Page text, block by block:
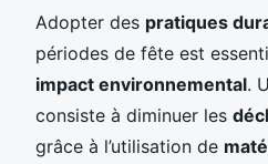
Adopter des pratiques
périodes de fête est
impact environnemental.
consiste à diminuer les
grâce à l’utilisation de